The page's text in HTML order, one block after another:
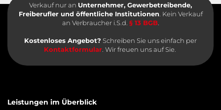
Verkauf nur an Unternehmer, Gewerbetreibende,
Freiberufler und öffentliche Institutionen . Kein Verkauf
an Verbraucher i.S.d. § 13 BGB.
Kostenloses Angebot? Schreiben Sie uns einfach per
Kontaktformular. Wir freuen uns auf Sie.
Leistungen im Überblick